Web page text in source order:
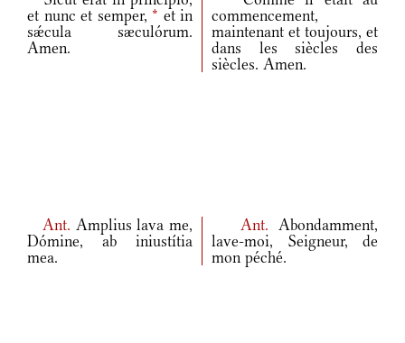
et nunc et semper, * et in
sǽcula sæculórum.
Amen.
commencement,
maintenant et toujours, et
dans les siècles des
siècles. Amen.
Ant. Amplius lava me,
Dómine, ab iniustítia
mea.
Ant. Abondamment,
lave-moi, Seigneur, de
mon péché.